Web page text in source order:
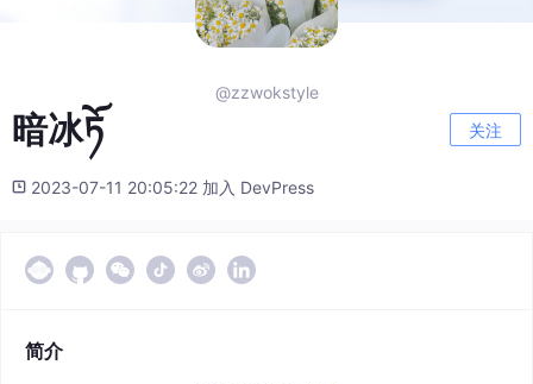
@zzwokstyle
暗冰ཏོ 关注
2023-07-11 20:05:22 加入 DevPress
简介